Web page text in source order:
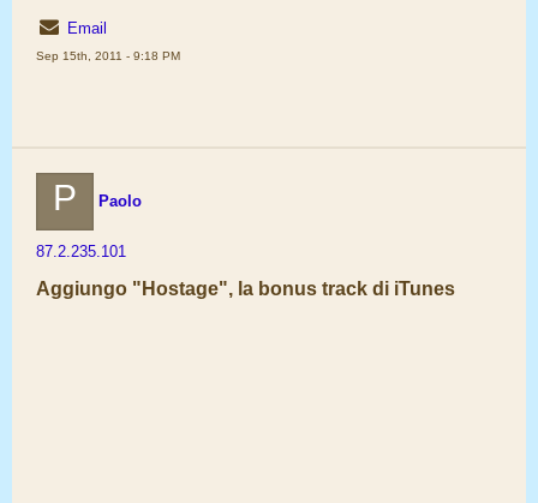
Email
Sep 15th, 2011 - 9:18 PM
P Paolo
87.2.235.101
Aggiungo "Hostage", la bonus track di iTunes